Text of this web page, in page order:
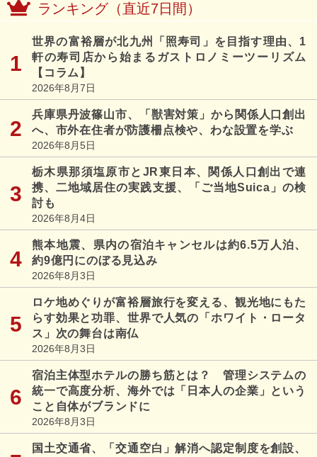
ランキング（直近7日間）
世界の富裕層が北九州「照寿司」を目指す理由、1
軒の寿司店から始まるガストロノミーツーリズム
【コラム】
2026年8月7日
兵庫県丹波篠山市、「獣害対策」から関係人口創出
へ、市外在住者が防護柵点検や、わな設置を学ぶ
2026年8月5日
栃木県那須塩原市とJR東日本、関係人口創出で連
携、二地域居住の実践支援、「ご当地Suica」の検
討も
2026年8月4日
熊本地震、県内の宿泊キャンセルは約6.5万人泊、
約9億円にのぼる見込み
2026年8月3日
ロケ地めぐりが富裕層旅行を変える、観光地にもた
らす効果と功罪、世界で人気の「ホワイト・ロータ
ス」次の舞台は南仏
2026年8月3日
宿泊主体型ホテルの勝ち筋とは？ 管理システムの
統一で高度分析、海外では「日本人の企業」という
こと自体がブランドに
2026年8月3日
国土交通省、「交通空白」解消へ認定制度を創設、